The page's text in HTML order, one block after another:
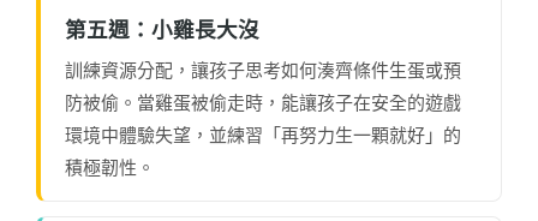
第五週：小雞長大沒
訓練資源分配，讓孩子思考如何湊齊條件生蛋或預
防被偷。當雞蛋被偷走時，能讓孩子在安全的遊戲
環境中體驗失望，並練習「再努力生一顆就好」的
積極韌性。